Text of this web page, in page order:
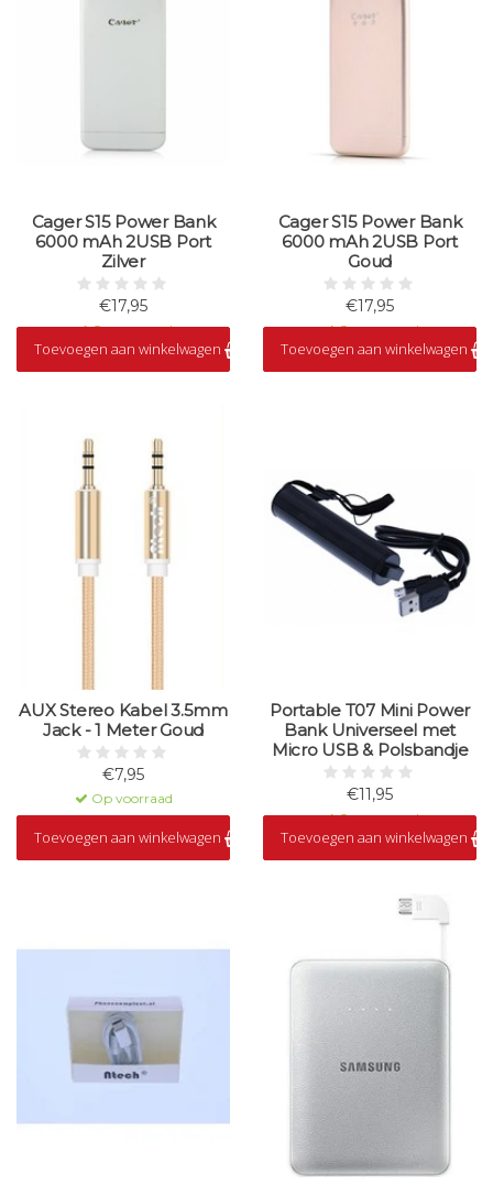
Cager S15 Power Bank
6000 mAh 2USB Port
Zilver
€17,95
Op voorraad
Toevoegen aan winkelwagen
Cager S15 Power Bank
6000 mAh 2USB Port
Goud
€17,95
Op voorraad
Toevoegen aan winkelwagen
AUX Stereo Kabel 3.5mm
Jack - 1 Meter Goud
€7,95
Op voorraad
Toevoegen aan winkelwagen
Portable T07 Mini Power
Bank Universeel met
Micro USB & Polsbandje
€11,95
Op voorraad
Toevoegen aan winkelwagen